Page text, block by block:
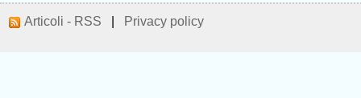
Articoli - RSS Privacy policy